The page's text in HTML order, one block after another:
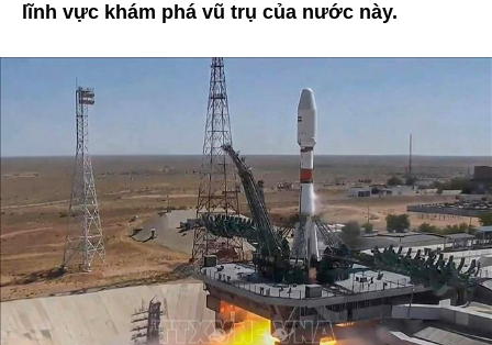
lĩnh vực khám phá vũ trụ của nước này.